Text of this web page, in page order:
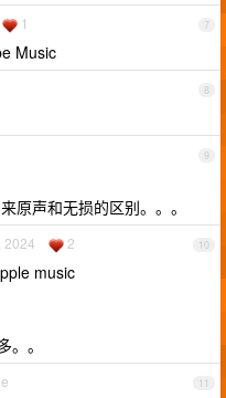
7
1
Music
8
9
原声和无损的区别。。。
10
2024 2
music
。
11